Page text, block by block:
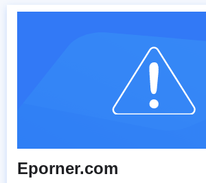
Eporner.com